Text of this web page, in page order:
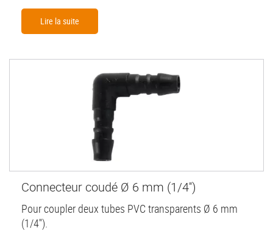
Lire la suite
Connecteur coudé Ø 6 mm (1/4'')
Pour coupler deux tubes PVC transparents Ø 6 mm
(1/4'').